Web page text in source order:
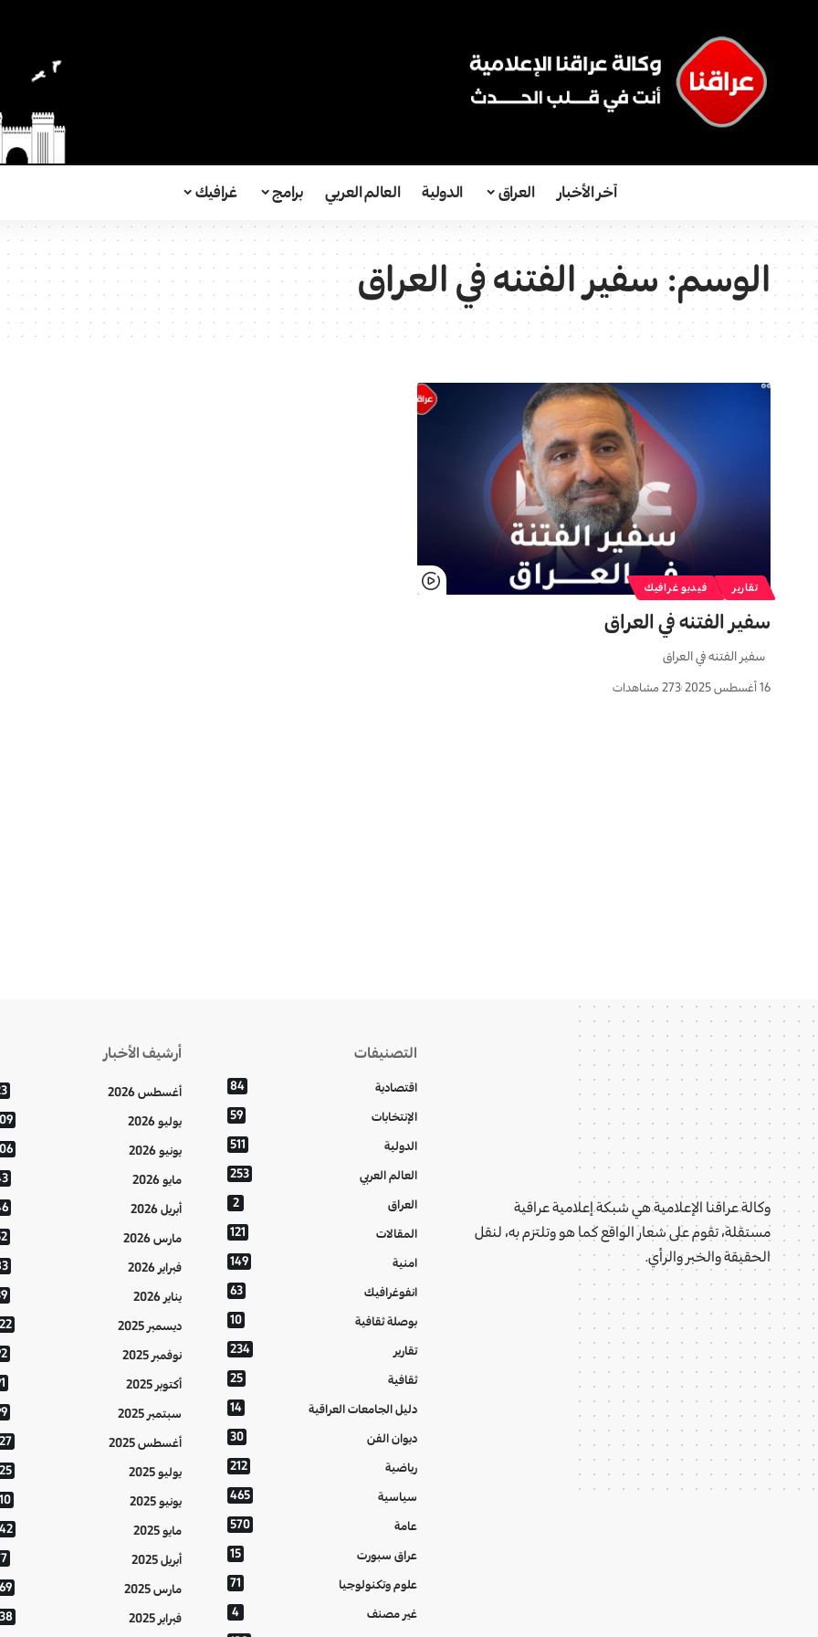
آخر الأخبار العراق الدولية العالم العربي برامج غرافيك
الوسم:سفیر الفتنه في العراق
تقارير فيديو غرافيك
سفیر الفتنه في العراق
سفیر الفتنه في العراق
16 أغسطس 2025 273 مشاهدات
وكالة عراقنا الإعلامية هي شبكة إعلامية عراقية
مستقلة، تقوم على شعار الواقع كما هو وتلتزم به، لنقل
الحقيقة والخبر والرأي.
التصنيفات
اقتصادية 84
الإنتخابات 59
الدولية 511
العالم العربي 253
العراق 2
المقالات 121
امنية 149
انفوغرافيك 63
بوصلة ثقافية 10
تقارير 234
ثقافية 25
دليل الجامعات العراقية 14
ديوان الفن 30
رياضية 212
سياسية 465
عامة 570
عراق سبورت 15
علوم وتكنولوجيا 71
غير مصنف 4
أرشيف الأخبار
أغسطس 2026
يوليو 2026
يونيو 2026
مايو 2026
أبريل 2026
مارس 2026
فبراير 2026
يناير 2026
ديسمبر 2025
نوفمبر 2025
أكتوبر 2025
سبتمبر 2025
أغسطس 2025
يوليو 2025
يونيو 2025
مايو 2025
أبريل 2025
مارس 2025
فبراير 2025